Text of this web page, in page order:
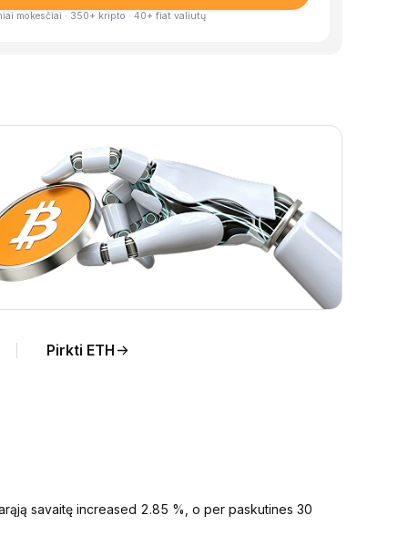
mokesčiai · 350+ kripto · 40+ fiat valiutų
Pirkti ETH
savaitę increased 2.85 %, o per paskutines 30